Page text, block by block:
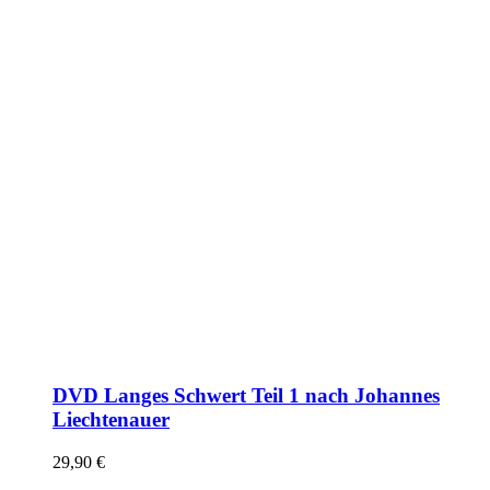
DVD Langes Schwert Teil 1 nach Johannes
Liechtenauer
29,90 €